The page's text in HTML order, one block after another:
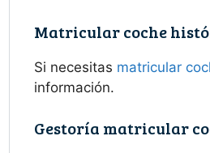
Matricular coche
Si necesitas matricular
información.
Gestoría matricular